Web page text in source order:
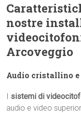
nostre
Arcoveggio
Audio cristallino
I sistemi di
audio e video